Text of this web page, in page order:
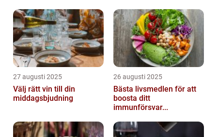
27 augusti 2025
Välj rätt vin till din
middagsbjudning
26 augusti 2025
Bästa livsmedlen för att
boosta ditt
immunförsvar...